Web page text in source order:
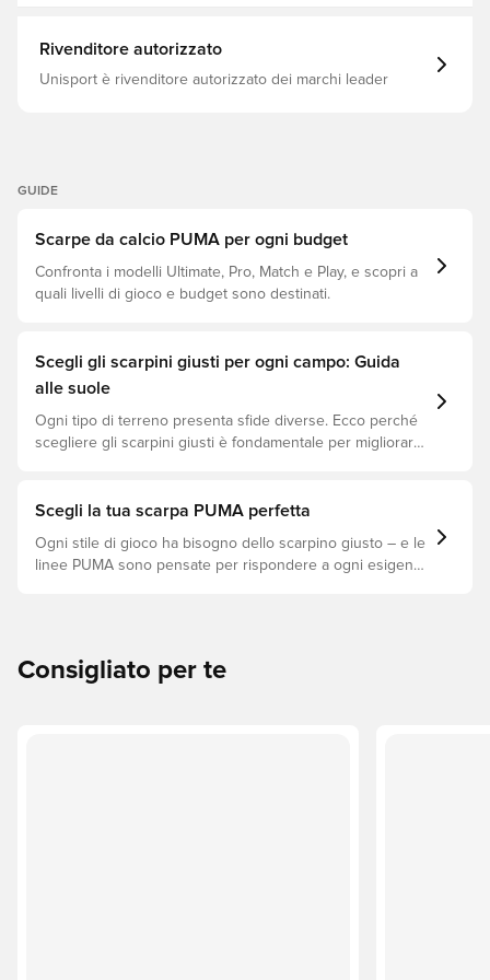
Rivenditore autorizzato
Unisport è rivenditore autorizzato dei marchi leader
GUIDE
Scarpe da calcio PUMA per ogni budget
Confronta i modelli Ultimate, Pro, Match e Play, e scopri a
quali livelli di gioco e budget sono destinati.
Scegli gli scarpini giusti per ogni campo: Guida
alle suole
Ogni tipo di terreno presenta sfide diverse. Ecco perché
scegliere gli scarpini giusti è fondamentale per migliorare
tipo di superficie!
Scegli la tua scarpa PUMA perfetta
Ogni stile di gioco ha bisogno dello scarpino giusto – e le
linee PUMA sono pensate per rispondere a ogni esigenza
Consigliato per te